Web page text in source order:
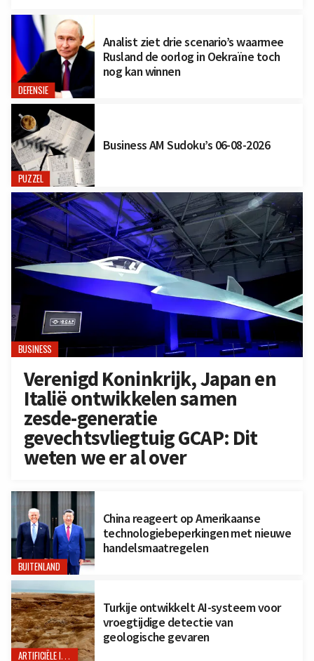
DEFENSIE
Analist ziet drie scenario’s waarmee
Rusland de oorlog in Oekraïne toch
nog kan winnen
PUZZEL
Business AM Sudoku’s 06-08-2026
BUSINESS
Verenigd Koninkrijk, Japan en
Italië ontwikkelen samen
zesde-generatie
gevechtsvliegtuig GCAP: Dit
weten we er al over
BUITENLAND
China reageert op Amerikaanse
technologiebeperkingen met nieuwe
handelsmaatregelen
ARTIFICIËLE INTELLIGENTIE
Turkije ontwikkelt AI-systeem voor
vroegtijdige detectie van
geologische gevaren